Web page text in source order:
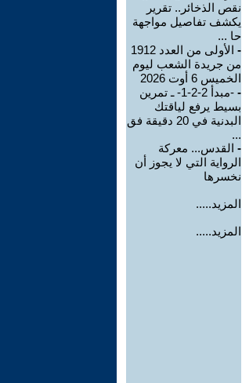
نقص الذخائر.. تقرير
يكشف تفاصيل مواجهة
حا ...
-
الأولى من العدد 1912
من جريدة الشعب ليوم
الخميس 6 أوت 2026
-
-مبدأ 2-2-1- ـ تمرين
بسيط يرفع لياقتك
البدنية في 20 دقيقة فق
...
- القدس... معركة
الرواية التي لا يجوز أن
نخسرها
المزيد.....
المزيد.....